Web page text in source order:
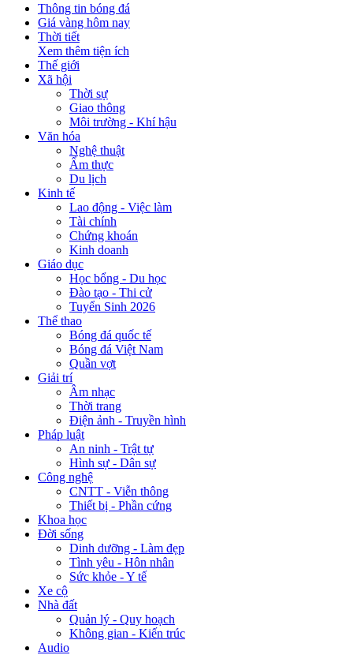
Thông tin bóng đá
Giá vàng hôm nay
Thời tiết
Xem thêm tiện ích
Thế giới
Xã hội
Thời sự
Giao thông
Môi trường - Khí hậu
Văn hóa
Nghệ thuật
Ẩm thực
Du lịch
Kinh tế
Lao động - Việc làm
Tài chính
Chứng khoán
Kinh doanh
Giáo dục
Học bổng - Du học
Đào tạo - Thi cử
Tuyển Sinh 2026
Thể thao
Bóng đá quốc tế
Bóng đá Việt Nam
Quần vợt
Giải trí
Âm nhạc
Thời trang
Điện ảnh - Truyền hình
Pháp luật
An ninh - Trật tự
Hình sự - Dân sự
Công nghệ
CNTT - Viễn thông
Thiết bị - Phần cứng
Khoa học
Đời sống
Dinh dưỡng - Làm đẹp
Tình yêu - Hôn nhân
Sức khỏe - Y tế
Xe cộ
Nhà đất
Quản lý - Quy hoạch
Không gian - Kiến trúc
Audio